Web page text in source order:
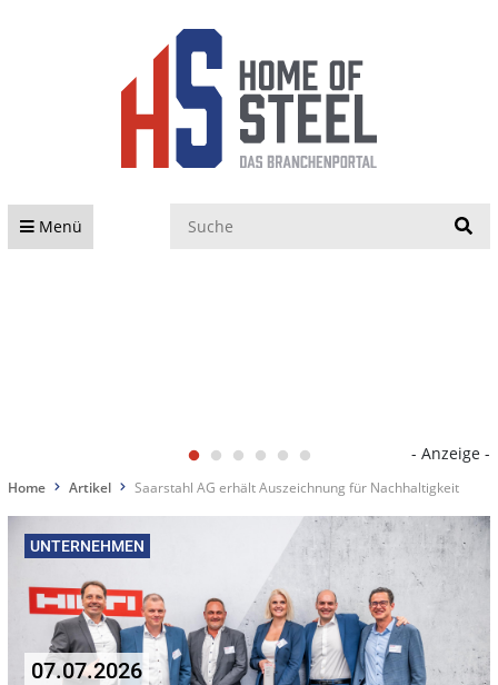
Menü
- Anzeige -
Home Artikel Saarstahl AG erhält Auszeichnung für Nachhaltigkeit
UNTERNEHMEN
07.07.2026